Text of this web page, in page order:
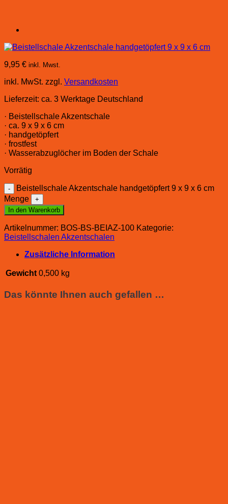
9,95 € inkl. Mwst.
inkl. MwSt. zzgl. Versandkosten
Lieferzeit: ca. 3 Werktage Deutschland
· Beistellschale Akzentschale
· ca. 9 x 9 x 6 cm
· handgetöpfert
· frostfest
· Wasserabzuglöcher im Boden der Schale
Vorrätig
Beistellschale Akzentschale handgetöpfert 9 x 9 x 6 cm
Menge
In den Warenkorb
Artikelnummer: BOS-BS-BEIAZ-100 Kategorie:
Beistellschalen Akzentschalen
Zusätzliche Information
Gewicht 0,500 kg
Das könnte Ihnen auch gefallen …